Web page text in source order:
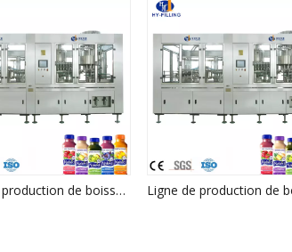
Ligne de production de boissons de machine de remplissage de jus de haute qualité à Zhangjiagang